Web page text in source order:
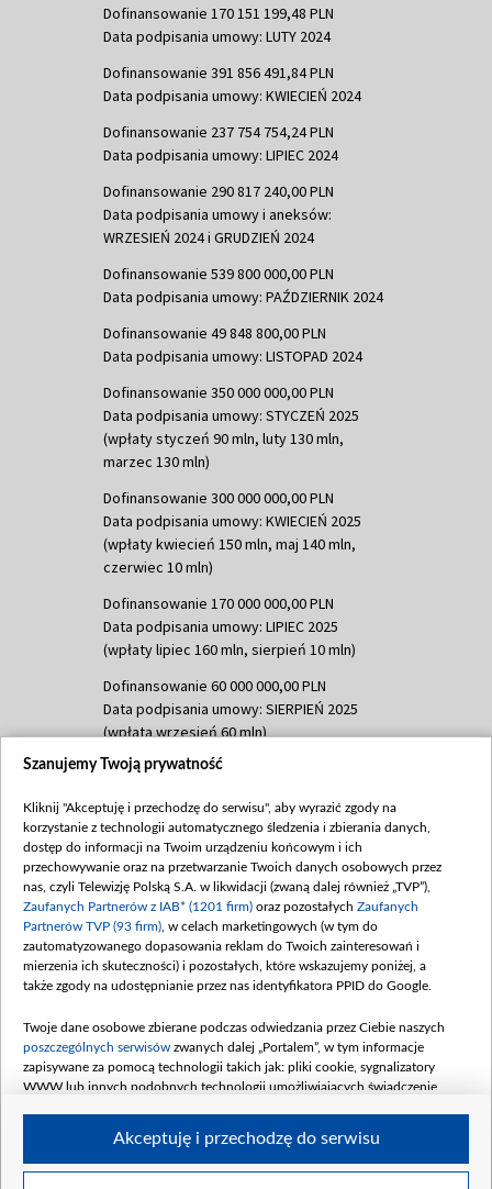
Dofinansowanie 170 151 199,48 PLN
Data podpisania umowy: LUTY 2024
Dofinansowanie 391 856 491,84 PLN
Data podpisania umowy: KWIECIEŃ 2024
Dofinansowanie 237 754 754,24 PLN
Data podpisania umowy: LIPIEC 2024
Dofinansowanie 290 817 240,00 PLN
Data podpisania umowy i aneksów:
WRZESIEŃ 2024 i GRUDZIEŃ 2024
Dofinansowanie 539 800 000,00 PLN
Data podpisania umowy: PAŹDZIERNIK 2024
Dofinansowanie 49 848 800,00 PLN
Data podpisania umowy: LISTOPAD 2024
Dofinansowanie 350 000 000,00 PLN
Data podpisania umowy: STYCZEŃ 2025
(wpłaty styczeń 90 mln, luty 130 mln,
marzec 130 mln)
Dofinansowanie 300 000 000,00 PLN
Data podpisania umowy: KWIECIEŃ 2025
(wpłaty kwiecień 150 mln, maj 140 mln,
czerwiec 10 mln)
Dofinansowanie 170 000 000,00 PLN
Data podpisania umowy: LIPIEC 2025
(wpłaty lipiec 160 mln, sierpień 10 mln)
Dofinansowanie 60 000 000,00 PLN
Data podpisania umowy: SIERPIEŃ 2025
(wpłata wrzesień 60 mln)
Dofinansowanie 635 783 051,21 PLN
(wpłata wrzesień 100 mln, październik 350
mln, listopad 265 mln)
Dofinansowanie 48 862 000,00 PLN
Data podpisania umowy: GRUDZIEŃ 2025
(wpłata grudzień 60,548 mln)
Dofinansowanie 900 000 000,00 PLN
Data podpisania umowy: LUTY 2026 (wpłata
kwiecień 180 mln, 7 maja 180 mln, 8
czerwca 90 mln)
Dofinansowanie 250 000 000,00 PLN
4 sierpnia 250 mln
Szanujemy Twoją prywatność
Kliknij "Akceptuję i przechodzę do serwisu", aby wyrazić zgody na
korzystanie z technologii automatycznego śledzenia i zbierania danych,
dostęp do informacji na Twoim urządzeniu końcowym i ich
przechowywanie oraz na przetwarzanie Twoich danych osobowych przez
nas, czyli Telewizję Polską S.A. w likwidacji (zwaną dalej również „TVP”),
Zaufanych Partnerów z IAB* (1201 firm) oraz pozostałych Zaufanych
Partnerów TVP (93 firm) , w celach marketingowych (w tym do
zautomatyzowanego dopasowania reklam do Twoich zainteresowań i
mierzenia ich skuteczności) i pozostałych, które wskazujemy poniżej, a
także zgody na udostępnianie przez nas identyfikatora PPID do Google.
Twoje dane osobowe zbierane podczas odwiedzania przez Ciebie naszych
poszczególnych serwisów zwanych dalej „Portalem”, w tym informacje
zapisywane za pomocą technologii takich jak: pliki cookie, sygnalizatory
WWW lub innych podobnych technologii umożliwiających świadczenie
Akceptuję i przechodzę do serwisu